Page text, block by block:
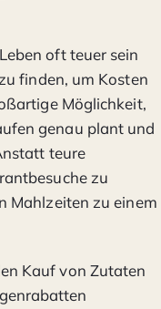
oft teuer sein
finden, um Kosten
Möglichkeit,
genau plant und
teure
zu
Mahlzeiten zu einem
Kauf von Zutaten